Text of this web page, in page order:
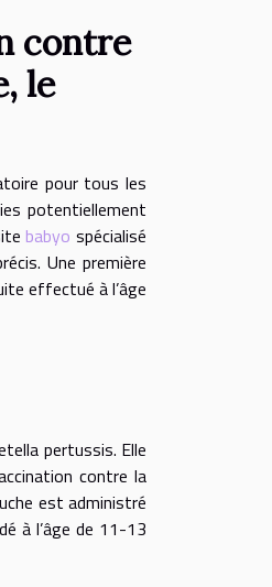
contre
le
pour tous les
potentiellement
babyo spécialisé
Une première
effectué à l’âge
pertussis. Elle
contre la
est administré
à l’âge de 11-13